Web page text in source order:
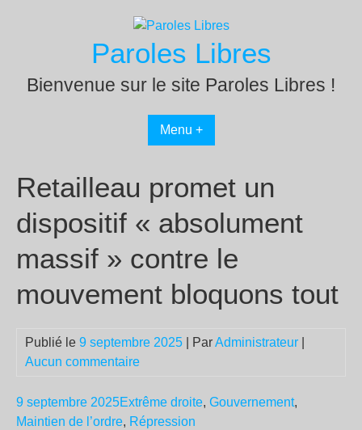
Paroles Libres
Bienvenue sur le site Paroles Libres !
Menu +
Retailleau promet un
dispositif « absolument
massif » contre le
mouvement bloquons tout
Publié le 9 septembre 2025 | ParAdministrateur
Aucun commentaire
9 septembre 2025Extrême droite, Gouvernement,
Maintien de l’ordre, Répression